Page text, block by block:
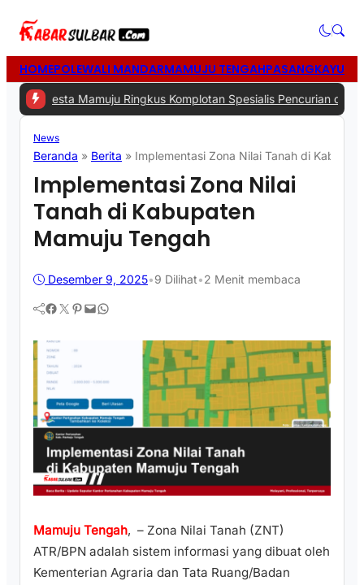
HOMEPOLEWALI MANDARMAMUJU TENGAHPASANGKAYU
Mamuju Ringkus Komplotan Spesialis Pencurian di Rumah Kosong
News
Beranda » Berita » Implementasi Zona Nilai Tanah di
Implementasi Zona Nilai
Tanah di Kabupaten
Mamuju Tengah
Desember 9, 2025•9 Dilihat•2 Menit membaca
Facebook Twitter Pinterest Mail WhatsApp
Mamuju Tengah, – Zona Nilai Tanah (ZNT)
ATR/BPN adalah sistem informasi yang dibuat oleh
Kementerian Agraria dan Tata Ruang/Badan